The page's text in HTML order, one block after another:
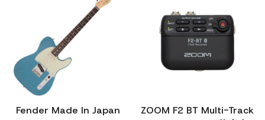
Fender Made In Japan
ZOOM F2 BT Multi-Track